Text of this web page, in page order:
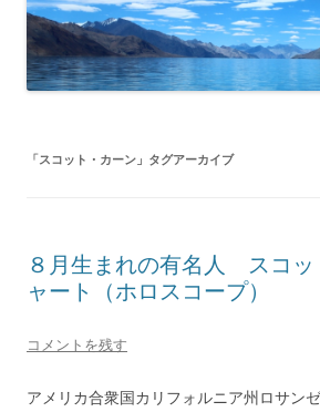
ス
キ
ッ
プ
「スコット・カーン 」タグアーカイブ
８月生まれの有名人 スコッ
ャート（ホロスコープ）
コメントを残す
アメリカ合衆国カリフォルニア州ロサン